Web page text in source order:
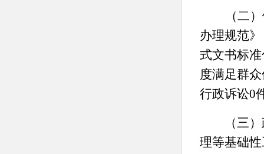
（二
办理规范
式文书标
度满足群
行政诉讼0
（三）政
理等基础